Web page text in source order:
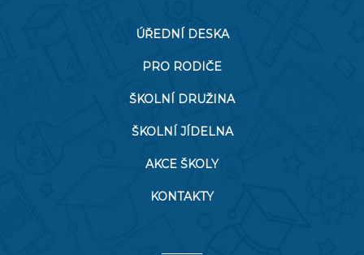
ÚŘEDNÍ DESKA
PRO RODIČE
ŠKOLNÍ DRUŽINA
ŠKOLNÍ JÍDELNA
AKCE ŠKOLY
KONTAKTY